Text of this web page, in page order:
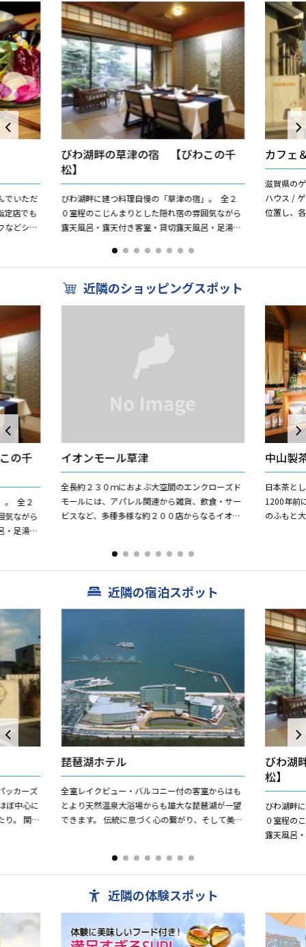
でいただ
定店でも
などシン
びわ湖畔の草津の宿 【びわこの千
松】
びわ湖畔に建つ料理自慢の「草津の宿」。 全２
０室程のこじんまりとした隠れ宿の雰囲気ながら
露天風呂・露天付き客室・貸切露天風呂・足湯等
送の蟹・新鮮魚...
カフェ
滋賀県の
ハウス /
位置し、
近隣のショッピングスポット
の千
。 全２
気ながら
・足湯等
イオンモール草津
全長約２３０ｍにおよぶ大空間のエンクローズド
モールには、アパレル関連から雑貨、飲食・サー
ビスなど、多種多様な約２００店からなるイオン
中山製
日本茶と
1200年前
のふもと
近隣の宿泊スポット
ッカーズ
ぼ中心に
り。 関西
琵琶湖ホテル
全室レイクビュー・バルコニー付の客室からはも
とより天然温泉大浴場からも雄大な琵琶湖が一望
できます。 伝統に息づく心の繋がり、そして美し
びわ湖
松】
びわ湖畔
０室程の
露天風呂
近隣の体験スポット